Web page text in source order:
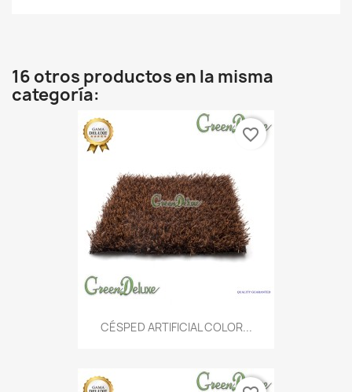
16 otros productos en la misma
categoría:
CÉSPED ARTIFICIAL COLOR...
favorite_border